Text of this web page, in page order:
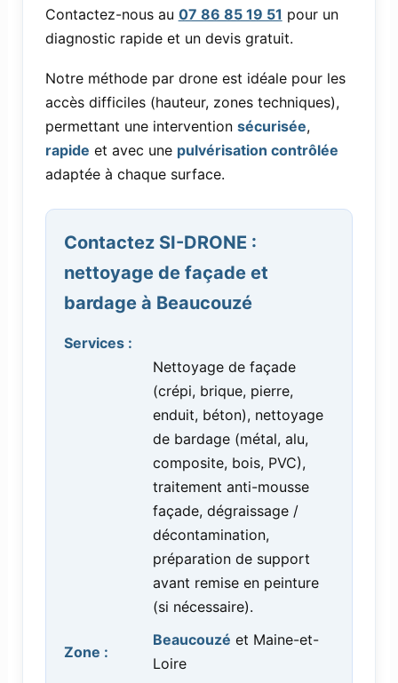
Contactez-nous au 07 86 85 19 51 pour un
diagnostic rapide et un devis gratuit.
Notre méthode par drone est idéale pour les
accès difficiles (hauteur, zones techniques),
permettant une intervention sécurisée,
rapide et avec une pulvérisation contrôlée
adaptée à chaque surface.
Contactez SI-DRONE :
nettoyage de façade et
bardage à Beaucouzé
Services :
Nettoyage de façade
(crépi, brique, pierre,
enduit, béton), nettoyage
de bardage (métal, alu,
composite, bois, PVC),
traitement anti-mousse
façade, dégraissage /
décontamination,
préparation de support
avant remise en peinture
(si nécessaire).
Zone :
Beaucouzé et Maine-et-
Loire